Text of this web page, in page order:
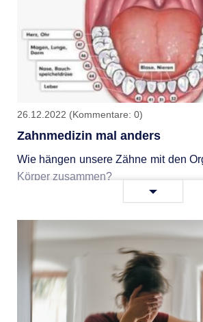
26.12.2022 (Kommentare: 0)
Zahnmedizin mal anders
Wie hängen unsere Zähne mit den
Körper zusammen?
Zahnmedizin
anders